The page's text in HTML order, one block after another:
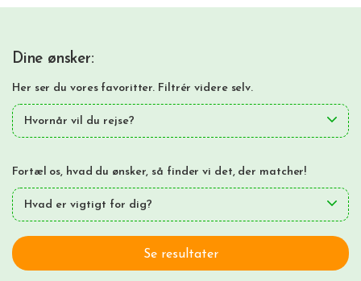
Dine ønsker:
Her ser du vores favoritter. Filtrér videre selv.
Hvornår vil du rejse?
Fortæl os, hvad du ønsker, så finder vi det, der matcher!
Hvad er vigtigt for dig?
Se resultater